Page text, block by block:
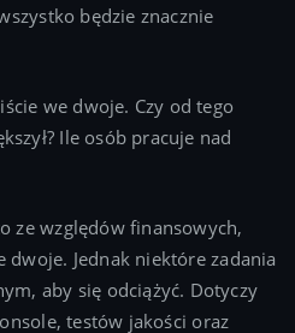
będzie znacznie
we dwoje. Czy od tego
Ile osób pracuje nad
ze względów finansowych,
Jednak niektóre zadania
aby się odciążyć. Dotyczy
testów jakości oraz